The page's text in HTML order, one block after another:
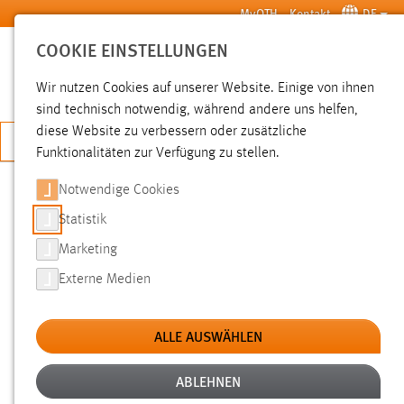
Zum Hauptinhalt springen MyOTH Kontakt DE
SUCHE
JETZT BEWERBEN
SUCHE
FILTER
Typ
Erstellungsdatum
COOKIE EINSTELLUNGEN
Wir nutzen Cookies auf unserer Website. Einige von ihnen
sind technisch notwendig, während andere uns helfen,
diese Website zu verbessern oder zusätzliche
Funktionalitäten zur Verfügung zu stellen.
Notwendige Cookies
Statistik
Marketing
Externe Medien
ALLE AUSWÄHLEN
ABLEHNEN